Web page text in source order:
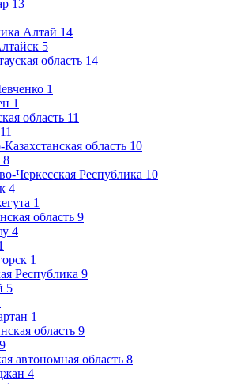
13
Алтай 14
5
область 14
1
1
область 11
11
область 10
8
Черкесская Республика 10
4
1
область 9
4
1
Республика 9
5
1
область 9
9
автономная область 8
4